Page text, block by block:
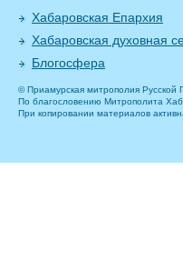
Хабаровская Епархия
Хабаровская духовная
Блогосфера
© Приамурская митрополия Русской
По благословению Митрополита
При копировании материалов